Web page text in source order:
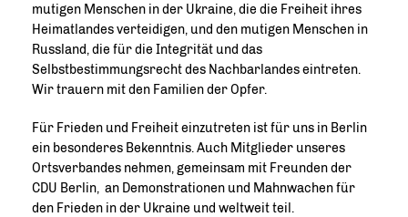
mutigen Menschen in der Ukraine, die die Freiheit ihres
Heimatlandes verteidigen, und den mutigen Menschen in
Russland, die für die Integrität und das
Selbstbestimmungsrecht des Nachbarlandes eintreten.
Wir trauern mit den Familien der Opfer.
Für Frieden und Freiheit einzutreten ist für uns in Berlin
ein besonderes Bekenntnis. Auch Mitglieder unseres
Ortsverbandes nehmen, gemeinsam mit Freunden der
CDU Berlin, an Demonstrationen und Mahnwachen für
den Frieden in der Ukraine und weltweit teil.